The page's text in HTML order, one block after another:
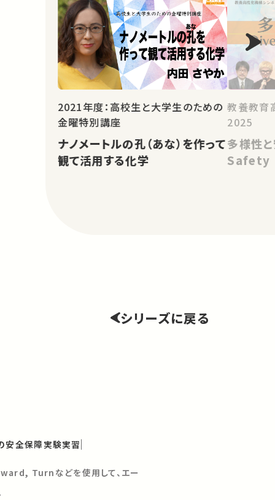
2021年度：高校生と大学生のための
金曜特別講座
ナノメートルの孔（あな）を作って
観て活用する化学
教養教育
2025
多様性
Safety
シリーズに戻る
安全保障実験実習
Turnなどを使用して、エー